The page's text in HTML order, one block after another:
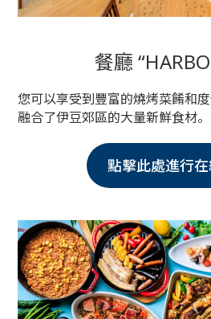
餐廳
您可以享受到豐富的燒烤菜餚和
融合了伊豆郊區的大量新鮮食材。
點擊此處進行